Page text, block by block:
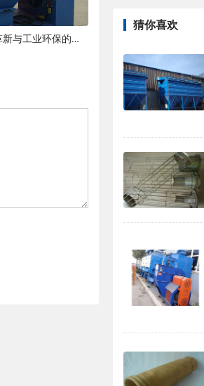
现代粉尘处理设备：技术革新与工业环保的新篇章
猜你喜欢